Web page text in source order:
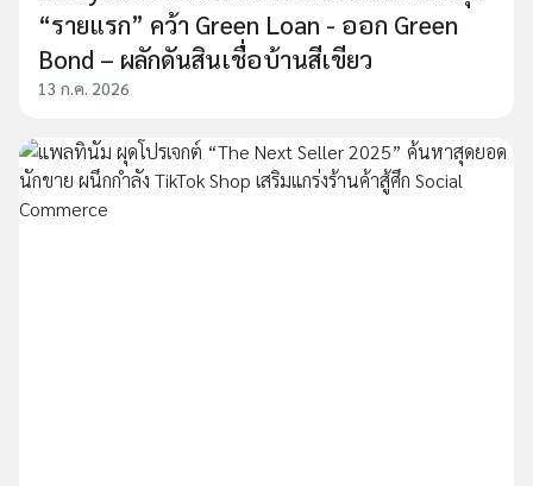
“รายแรก” คว้า Green Loan - ออก Green
Bond – ผลักดันสินเชื่อบ้านสีเขียว
13 ก.ค. 2026